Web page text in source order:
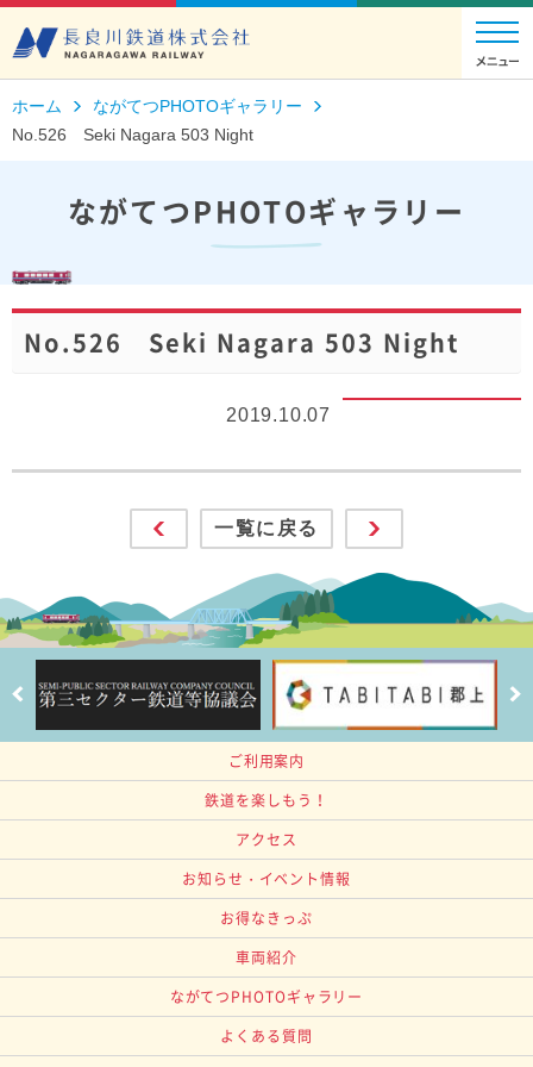
ホーム
ながてつPHOTOギャラリー
No.526 Seki Nagara 503 Night
ながてつPHOTOギャラリー
No.526 Seki Nagara 503 Night
2019.10.07
一覧に戻る
ご利用案内
鉄道を楽しもう！
アクセス
お知らせ・イベント情報
お得なきっぷ
車両紹介
ながてつPHOTOギャラリー
よくある質問